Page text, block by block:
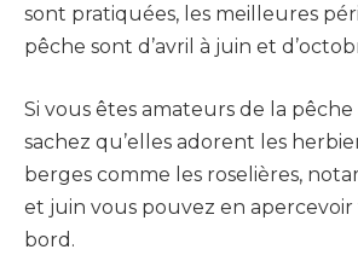
sont pratiquées, les meilleures
pêche sont d’avril à juin et
Si vous êtes amateurs de la pêche
sachez qu’elles adorent les
berges comme les roselières,
et juin vous pouvez en
bord.